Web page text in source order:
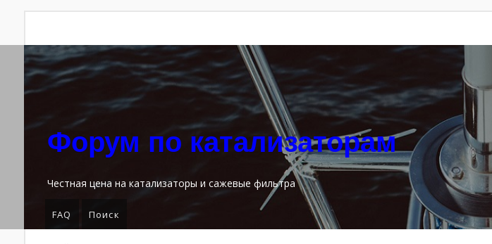
Форум по катализаторам
Честная цена на катализаторы и сажевые фильтра
FAQ Поиск